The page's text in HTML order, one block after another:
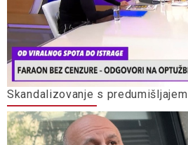
Skandalizovanje s predumišljajem